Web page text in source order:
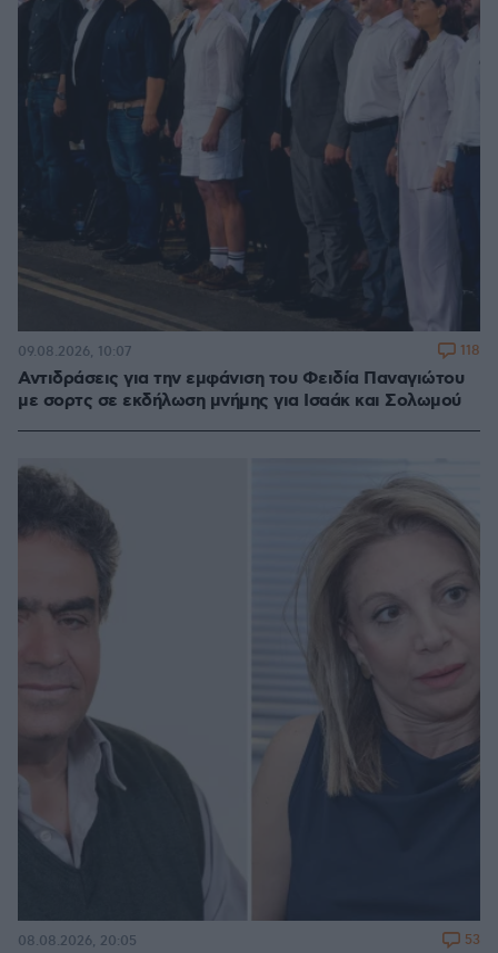
Αντιδράσεις για την εμφάνιση του Φειδία Παναγιώτου
με σορτς σε εκδήλωση μνήμης για Ισαάκ και Σολωμού
09.08.2026, 10:07 118
08.08.2026, 20:05 53